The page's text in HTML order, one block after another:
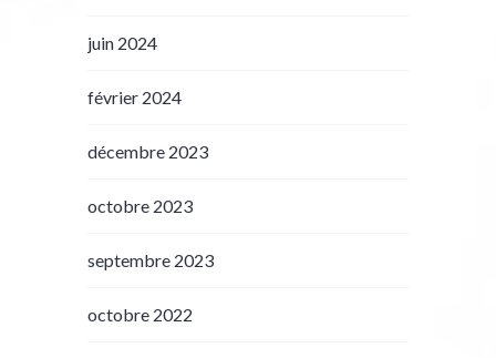
juin 2024
février 2024
décembre 2023
octobre 2023
septembre 2023
octobre 2022